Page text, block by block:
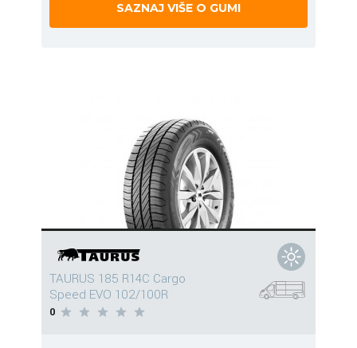
SAZNAJ VIŠE O GUMI
TAURUS 185 R14C Cargo
Speed EVO 102/100R
0